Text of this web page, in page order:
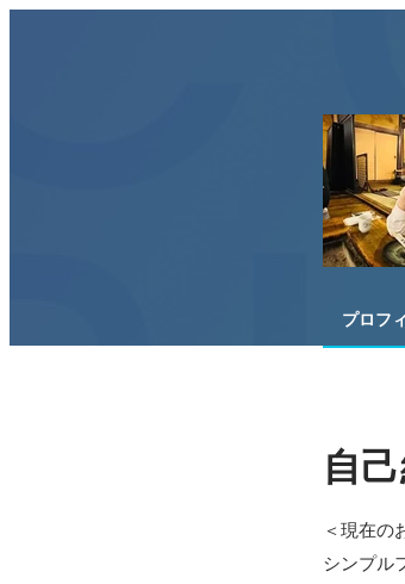
プロフ
自
＜現在の
シンプル